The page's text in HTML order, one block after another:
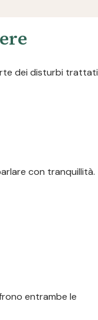
dei disturbi trattati
con tranquillità.
entrambe le